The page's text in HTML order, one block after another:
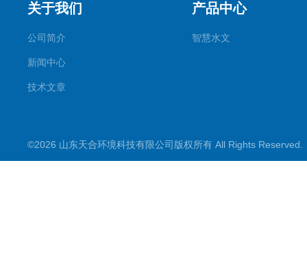
关于我们
公司简介
新闻中心
技术文章
产品中心
智慧水文
©2026 山东天合环境科技有限公司版权所有 All Rights